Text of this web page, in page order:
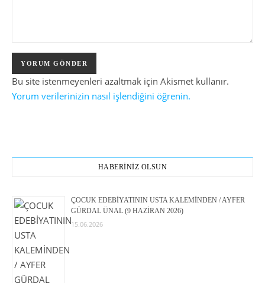
Bu site istenmeyenleri azaltmak için Akismet kullanır.
Yorum verilerinizin nasıl işlendiğini öğrenin.
HABERİNİZ OLSUN
ÇOCUK EDEBİYATININ USTA KALEMİNDEN / AYFER
GÜRDAL ÜNAL (9 HAZİRAN 2026)
15.06.2026